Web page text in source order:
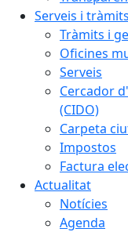
Serveis i tràmits
Tràmits i
Oficines
Serveis
Cercador
(CIDO)
Carpeta
Impostos
Factura
Actualitat
Notícies
Agenda